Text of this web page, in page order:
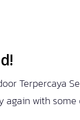
Terpercaya
again with